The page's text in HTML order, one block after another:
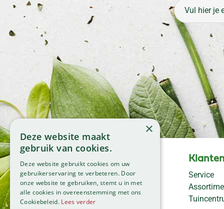
Maandag
09:00 - 18:00
Dinsdag
09:00 - 18:00
Woensdag
09:00 - 18:00
Service
×
Deze website maakt
gebruik van cookies.
Deze website gebruikt cookies om uw
gebruikerservaring te verbeteren. Door
onze website te gebruiken, stemt u in met
alle cookies in overeenstemming met ons
Cookiebeleid. Lees verder